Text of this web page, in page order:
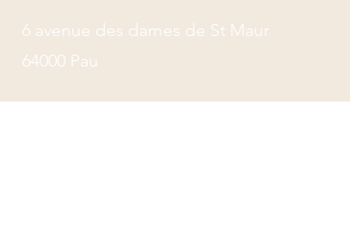
6 avenue des dames de St Maur
64000 Pau